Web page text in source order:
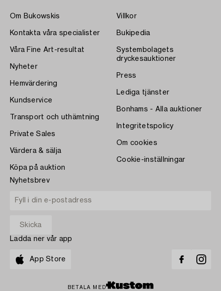
Om Bukowskis
Kontakta våra specialister
Våra Fine Art-resultat
Nyheter
Hemvärdering
Kundservice
Transport och uthämtning
Private Sales
Värdera & sälja
Köpa på auktion
Villkor
Bukipedia
Systembolagets
dryckesauktioner
Press
Lediga tjänster
Bonhams - Alla auktioner
Integritetspolicy
Om cookies
Cookie-inställningar
Nyhetsbrev
Ladda ner vår app
App Store
BETALA MED